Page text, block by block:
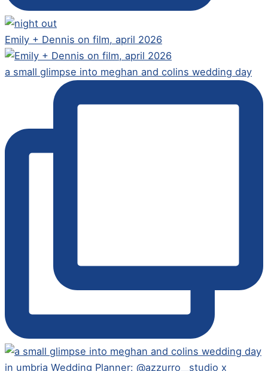
Emily + Dennis on film, april 2026
a small glimpse into meghan and colins wedding day